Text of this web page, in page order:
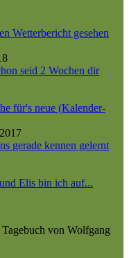
Wetterbericht gesehen
seid 2 Wochen dir
für's neue (Kalender-
gerade kennen gelernt
Elis bin ich auf...
von Wolfgang